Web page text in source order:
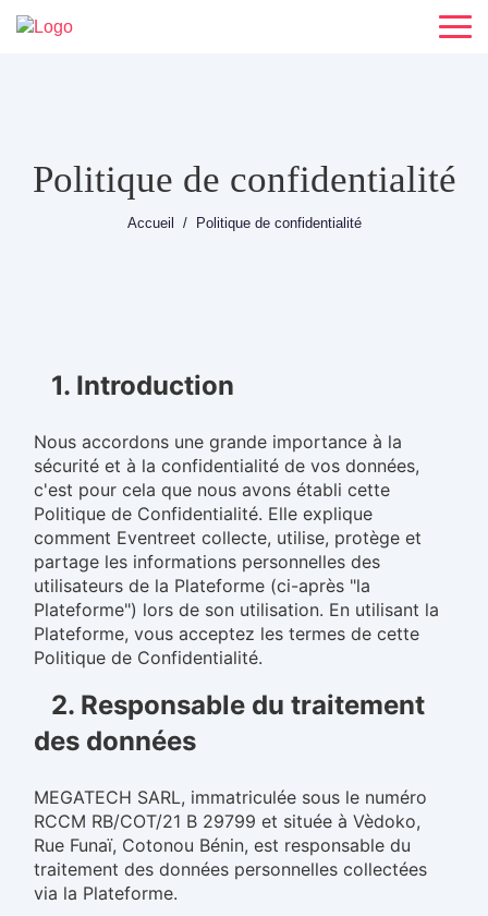
Politique de confidentialité
Accueil Politique de confidentialité
1. Introduction
Nous accordons une grande importance à la
sécurité et à la confidentialité de vos données,
c'est pour cela que nous avons établi cette
Politique de Confidentialité. Elle explique
comment Eventreet collecte, utilise, protège et
partage les informations personnelles des
utilisateurs de la Plateforme (ci-après "la
Plateforme") lors de son utilisation. En utilisant la
Plateforme, vous acceptez les termes de cette
Politique de Confidentialité.
2. Responsable du traitement
des données
MEGATECH SARL, immatriculée sous le numéro
RCCM RB/COT/21 B 29799 et située à Vèdoko,
Rue Funaï, Cotonou Bénin, est responsable du
traitement des données personnelles collectées
via la Plateforme.